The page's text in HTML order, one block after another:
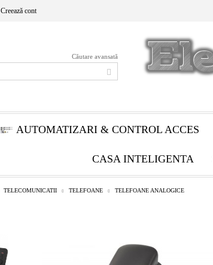
Creează cont
Căutare avansată
AUTOMATIZARI & CONTROL ACCES
CASA INTELIGENTA
TELECOMUNICATII TELEFOANE TELEFOANE ANALOGICE